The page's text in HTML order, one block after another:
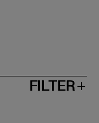
FILTER